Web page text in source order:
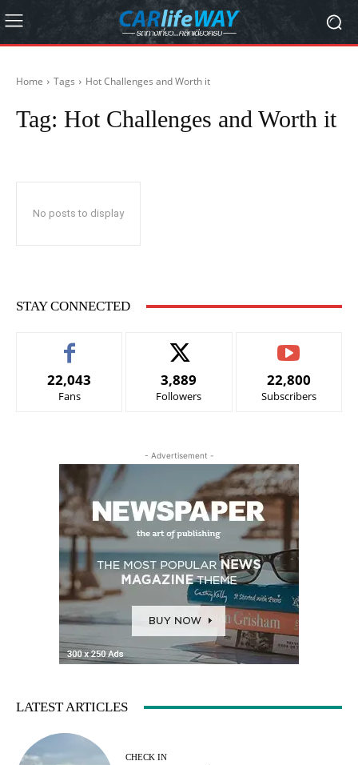
Home Tags Hot Challenges and Worth it
Tag: Hot Challenges and Worth it
No posts to display
STAY CONNECTED
22,043
Fans
3,889
Followers
22,800
Subscribers
- Advertisement -
LATEST ARTICLES
CHECK IN